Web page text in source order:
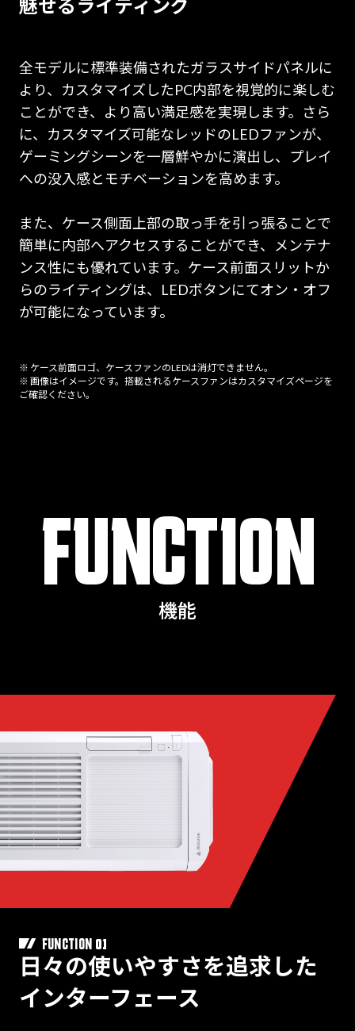
魅せるライティング
全モデルに標準装備されたガラスサイドパネルに
より、カスタマイズしたPC内部を視覚的に楽しむ
ことができ、より高い満足感を実現します。さら
に、カスタマイズ可能なレッドのLEDファンが、
ゲーミングシーンを一層鮮やかに演出し、プレイ
への没入感とモチベーションを高めます。
また、ケース側面上部の取っ手を引っ張ることで
簡単に内部へアクセスすることができ、メンテナ
ンス性にも優れています。ケース前面スリットか
らのライティングは、LEDボタンにてオン・オフ
が可能になっています。
※ ケース前面ロゴ、ケースファンのLEDは消灯できません。
※ 画像はイメージです。搭載されるケースファンはカスタマイズページを
ご確認ください。
FUNCTION
機能
FUNCTION 01
日々の使いやすさを追求した
インターフェース